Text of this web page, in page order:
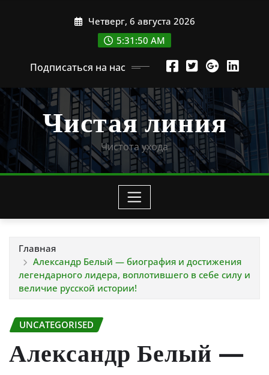
Четверг, 6 августа 2026
5:31:51 AM
Подписаться на нас
Чистая линия
Чистота ухода
Главная
Александр Белый — биография и достижения
легендарного лидера, воплотившего в себе силу и
величие русской истории!
UNCATEGORISED
Александр Белый —